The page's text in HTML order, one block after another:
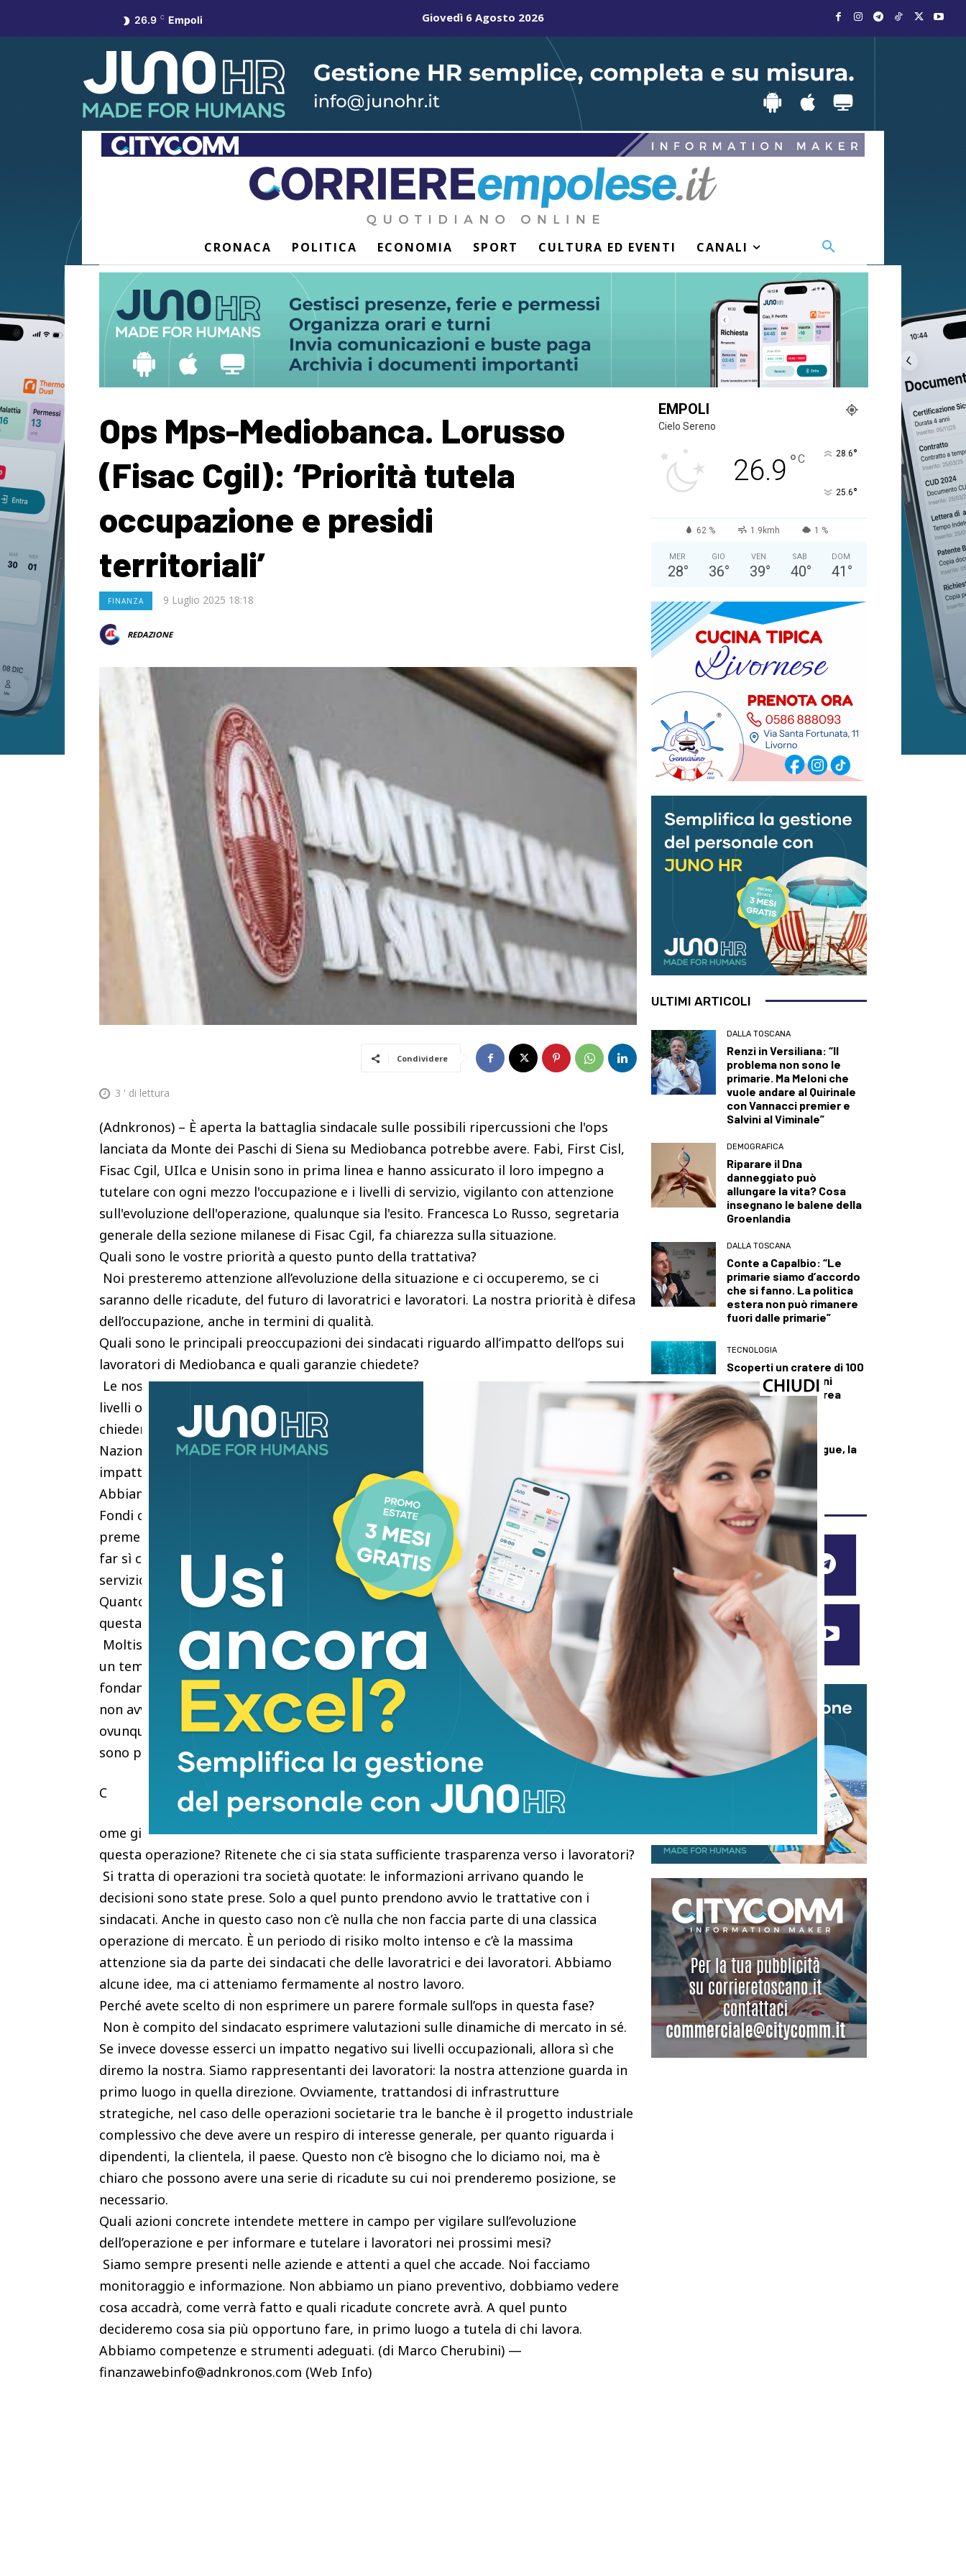
26.9 C Empoli Giovedì 6 Agosto 2026
CRONACA POLITICA ECONOMIA SPORT CULTURA ED EVENTI CANALI
Ops Mps-Mediobanca. Lorusso
(Fisac Cgil): ‘Priorità tutela
occupazione e presidi
territoriali’
FINANZA 9 Luglio 2025 18:18
REDAZIONE
Condividere
3 ' di lettura
(Adnkronos) – È aperta la battaglia sindacale sulle possibili ripercussioni che l'ops
lanciata da Monte dei Paschi di Siena su Mediobanca potrebbe avere. Fabi, First Cisl,
Fisac Cgil, UIlca e Unisin sono in prima linea e hanno assicurato il loro impegno a
tutelare con ogni mezzo l'occupazione e i livelli di servizio, vigilanto con attenzione
sull'evoluzione dell'operazione, qualunque sia l'esito. Francesca Lo Russo, segretaria
generale della sezione milanese di Fisac Cgil, fa chiarezza sulla situazione.
Quali sono le vostre priorità a questo punto della trattativa?
Noi presteremo attenzione all’evoluzione della situazione e ci occuperemo, se ci
saranno delle ricadute, del futuro di lavoratrici e lavoratori. La nostra priorità è difesa
dell’occupazione, anche in termini di qualità.
Quali sono le principali preoccupazioni dei sindacati riguardo all’impatto dell’ops sui
lavoratori di Mediobanca e quali garanzie chiedete?
Le nostre preoccupazioni sono quelle “classiche”, che riguardano in primo luogo i
livelli occupazionali. Qualora dovessero esserci impatti negativi sull’occupazione
chiederemo che si faccia ricorso agli strumenti previsti dal Contratto Collettivo
Nazionale di Lavoro, in particolare il Fondo di Solidarietà di settore, che non ha
impatti a livello generale, poiché viene finanziato dai lavoratori e dalle banche.
Abbiamo poi a cuore il tema di preservare le professionalità di chi lavora, e abbiamo
Fondi che finanziano la riqualificazione professionale, ove fosse necessario. Infine ci
preme tutelare la presenza del presidio bancario sui territori – da nord a sud – per
far sì che non vengano meno quelle attività che vanno considerate a tutti gli effetti un
servizio pubblico.
Quanto è importante difendere i livelli di servizio alla clientela e i presidi territoriali in
questa fase di possibile riorganizzazione?
Moltissimo. La desertificazione bancaria è un tema che affrontiamo da anni. C’è anche
un tema di presidio del territorio dal punto di vista della legalità. Per essere chiari: è
fondamentale mantenere i presidi necessari, anche se vediamo che spesso questo
non avviene. La diminuzione del numero di sportelli è un fenomeno osservabile
ovunque, anche nelle metropoli, ma di impatto rilevante nei piccoli centri, dove non
sono presenti alternative
C
ome giudicate la comunicazione interna da parte dei vertici di Mediobanca rispetto a
questa operazione? Ritenete che ci sia stata sufficiente trasparenza verso i lavoratori?
Si tratta di operazioni tra società quotate: le informazioni arrivano quando le
decisioni sono state prese. Solo a quel punto prendono avvio le trattative con i
sindacati. Anche in questo caso non c’è nulla che non faccia parte di una classica
operazione di mercato. È un periodo di risiko molto intenso e c’è la massima
attenzione sia da parte dei sindacati che delle lavoratrici e dei lavoratori. Abbiamo
alcune idee, ma ci atteniamo fermamente al nostro lavoro.
Perché avete scelto di non esprimere un parere formale sull’ops in questa fase?
Non è compito del sindacato esprimere valutazioni sulle dinamiche di mercato in sé.
Se invece dovesse esserci un impatto negativo sui livelli occupazionali, allora sì che
diremo la nostra. Siamo rappresentanti dei lavoratori: la nostra attenzione guarda in
primo luogo in quella direzione. Ovviamente, trattandosi di infrastrutture
strategiche, nel caso delle operazioni societarie tra le banche è il progetto industriale
complessivo che deve avere un respiro di interesse generale, per quanto riguarda i
dipendenti, la clientela, il paese. Questo non c’è bisogno che lo diciamo noi, ma è
chiaro che possono avere una serie di ricadute su cui noi prenderemo posizione, se
necessario.
Quali azioni concrete intendete mettere in campo per vigilare sull’evoluzione
dell’operazione e per informare e tutelare i lavoratori nei prossimi mesi?
Siamo sempre presenti nelle aziende e attenti a quel che accade. Noi facciamo
monitoraggio e informazione. Non abbiamo un piano preventivo, dobbiamo vedere
cosa accadrà, come verrà fatto e quali ricadute concrete avrà. A quel punto
decideremo cosa sia più opportuno fare, in primo luogo a tutela di chi lavora.
Abbiamo competenze e strumenti adeguati. (di Marco Cherubini) —
finanzawebinfo@adnkronos.com (Web Info)
EMPOLI
Cielo Sereno
26.9 °C 28.6°
25.6°
62 % 1.9kmh 1 %
MER
28°
GIO
36°
VEN
39°
SAB
40°
DOM
41 °
ULTIMI ARTICOLI
DALLA TOSCANA
Renzi in Versiliana: “Il
problema non sono le
primarie. Ma Meloni che
vuole andare al Quirinale
con Vannacci premier e
Salvini al Viminale”
DEMOGRAFICA
Riparare il Dna
danneggiato può
allungare la vita? Cosa
insegnano le balene della
Groenlandia
DALLA TOSCANA
Conte a Capalbio: “Le
primarie siamo d’accordo
che si fanno. La politica
estera non può rimanere
fuori dalle primarie”
TECNOLOGIA
Scoperti un cratere di 100
metri e nuovi camini
idrotermali a Panarea
SALUTE E BENESSERE
Dall’Ebola alla Dengue, la
mappa dei focolai
dell’estate 2026
SEGUICI SUI SOCIAL